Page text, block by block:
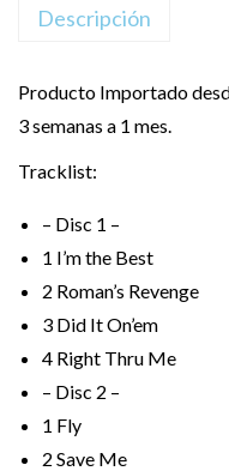
Descripción
Producto Importado
3 semanas a 1 mes.
Tracklist:
– Disc 1 –
1 I’m the Best
2 Roman’s Revenge
3 Did It On’em
4 Right Thru Me
– Disc 2 –
1 Fly
2 Save Me